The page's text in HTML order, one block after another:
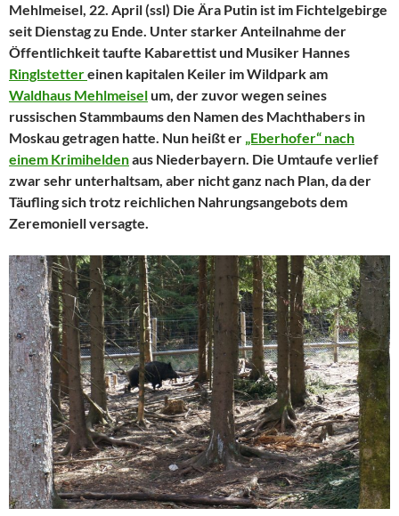
Mehlmeisel, 22. April (ssl) Die Ära Putin ist im Fichtelgebirge
seit Dienstag zu Ende. Unter starker Anteilnahme der
Öffentlichkeit taufte Kabarettist und Musiker Hannes
Ringlstettereinen kapitalen Keiler im Wildpark am
Waldhaus Mehlmeiselum, der zuvor wegen seines
russischen Stammbaums den Namen des Machthabers in
Moskau getragen hatte. Nun heißt er „Eberhofer“ nach
einem Krimiheldenaus Niederbayern. Die Umtaufe verlief
zwar sehr unterhaltsam, aber nicht ganz nach Plan, da der
Täufling sich trotz reichlichen Nahrungsangebots dem
Zeremoniell versagte.